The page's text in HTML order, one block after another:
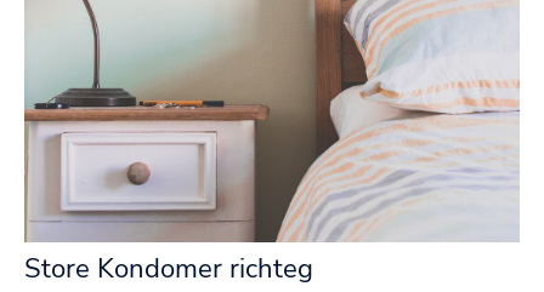
Store Kondomer richteg